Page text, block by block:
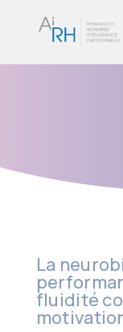
La
fluidité